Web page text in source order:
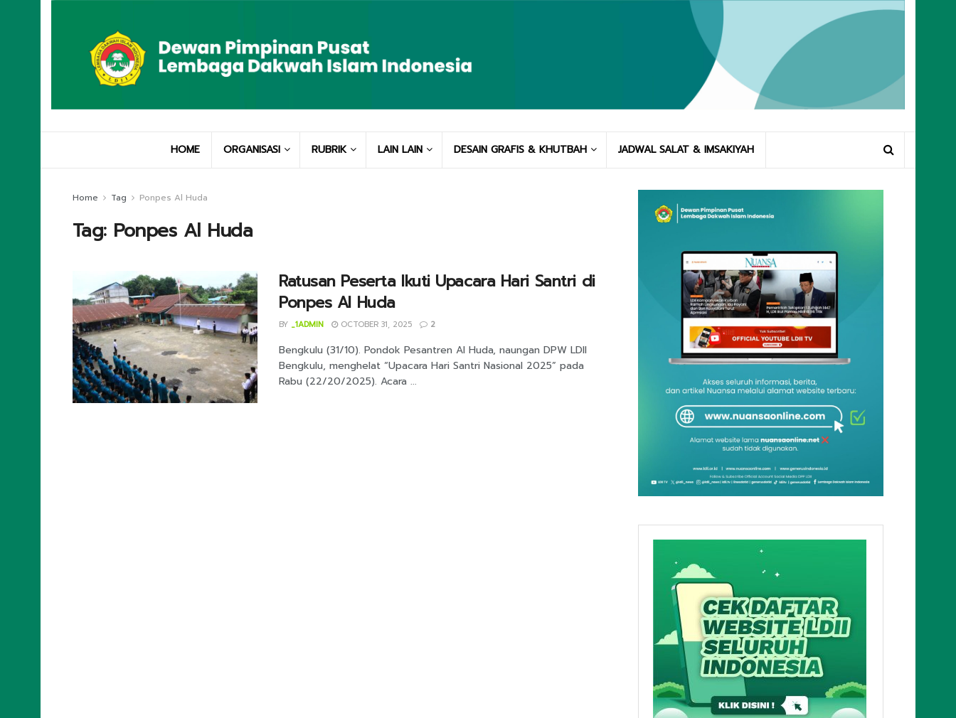
HOME ORGANISASI RUBRIK LAIN LAIN DESAIN GRAFIS & KHUTBAH JADWAL SALAT & IMSAKIYAH
Home Tag Ponpes Al Huda
Tag: Ponpes Al Huda
Ratusan Peserta Ikuti Upacara Hari Santri di
Ponpes Al Huda
BY _1ADMIN OCTOBER 31, 2025 2
Bengkulu (31/10). Pondok Pesantren Al Huda, naungan DPW LDII
Bengkulu, menghelat “Upacara Hari Santri Nasional 2025” pada
Rabu (22/20/2025). Acara ...